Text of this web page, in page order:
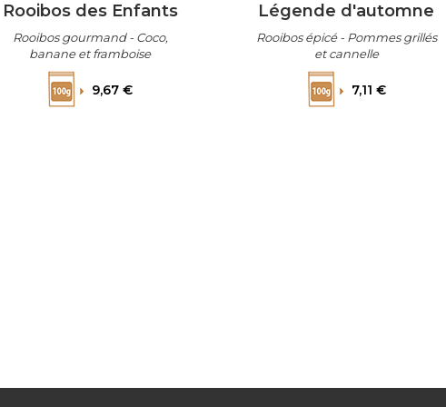
Rooibos des Enfants
Rooibos gourmand - Coco,
banane et framboise
Prix
9,67 €
Légende d'automne
Rooibos épicé - Pommes grillés
et cannelle
Prix
7,11 €